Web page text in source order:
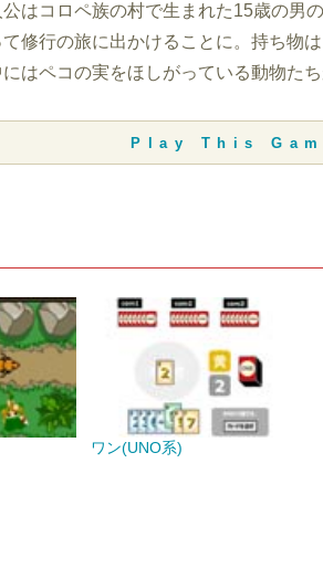
公はコロペ族の村で生まれた15歳の男
て修行の旅に出かけることに。持ち物
はペコの実をほしがっている動物た
Play This
ワン(UNO系)